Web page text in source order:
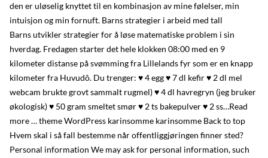
den er uløselig knyttet til en kombinasjon av mine følelser, min
intuisjon og min fornuft. Barns strategier i arbeid med tall
Barns utvikler strategier for å løse matematiske problem i sin
hverdag. Fredagen starter det hele klokken 08:00 med en 9
kilometer distanse på svømming fra Lillelands fyr som er en knapp
kilometer fra Huvudô. Du trenger: ♥ 4 egg ♥ 7 dl kefir ♥ 2 dl mel
webcam brukte grovt sammalt rugmel) ♥ 4 dl havregryn (jeg bruker
økologisk) ♥ 50 gram smeltet smør ♥ 2 ts bakepulver ♥ 2 ss…Read
more … theme WordPress karinsomme karinsomme Back to top
Hvem skal i så fall bestemme når offentliggjøringen finner sted?
Personal information We may ask for personal information, such